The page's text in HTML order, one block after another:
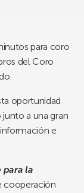
para coro
del Coro
oportunidad
a una gran
e
para la
cooperación